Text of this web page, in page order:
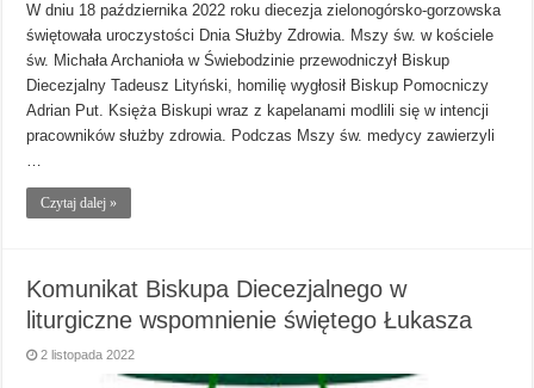
W dniu 18 października 2022 roku diecezja zielonogórsko-gorzowska
świętowała uroczystości Dnia Służby Zdrowia. Mszy św. w kościele
św. Michała Archanioła w Świebodzinie przewodniczył Biskup
Diecezjalny Tadeusz Lityński, homilię wygłosił Biskup Pomocniczy
Adrian Put. Księża Biskupi wraz z kapelanami modlili się w intencji
pracowników służby zdrowia. Podczas Mszy św. medycy zawierzyli
…
Czytaj dalej »
Komunikat Biskupa Diecezjalnego w
liturgiczne wspomnienie świętego Łukasza
2 listopada 2022